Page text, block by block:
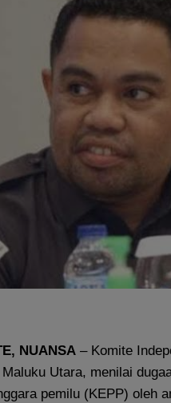
NUANSA – Komite
Utara, menilai
pemilu (KEPP) oleh